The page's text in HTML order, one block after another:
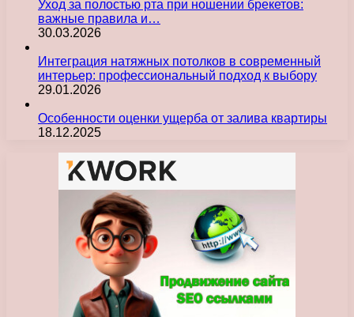
Уход за полостью рта при ношении брекетов:
важные правила и…
30.03.2026
Интеграция натяжных потолков в современный
интерьер: профессиональный подход к выбору
29.01.2026
Особенности оценки ущерба от залива квартиры
18.12.2025